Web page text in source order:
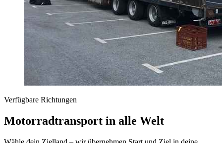
Verfügbare Richtungen
Motorradtransport in alle Welt